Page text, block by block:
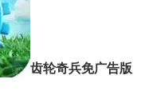
齿轮奇兵免广告版